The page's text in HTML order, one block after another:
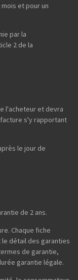
et pour un
par la
2 de la
l'acheteur et devra
s'y rapportant
le jour de
de 2 ans.
Chaque fiche
détail des garanties
de garantie,
garantie légale.